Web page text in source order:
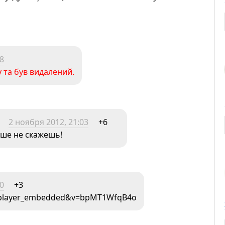
був видалений.
2 ноября 2012, 21:03
+6
не скажешь!
+3